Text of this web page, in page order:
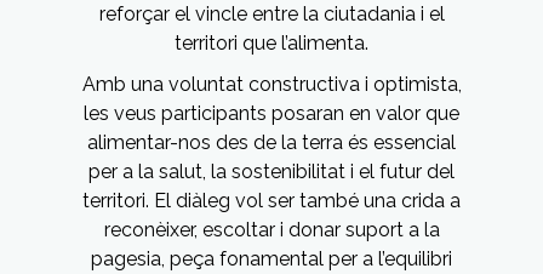
reforçar el vincle entre la ciutadania i el
territori que l’alimenta.
Amb una voluntat constructiva i optimista,
les veus participants posaran en valor que
alimentar-nos des de la terra és essencial
per a la salut, la sostenibilitat i el futur del
territori. El diàleg vol ser també una crida a
reconèixer, escoltar i donar suport a la
pagesia, peça fonamental per a l’equilibri